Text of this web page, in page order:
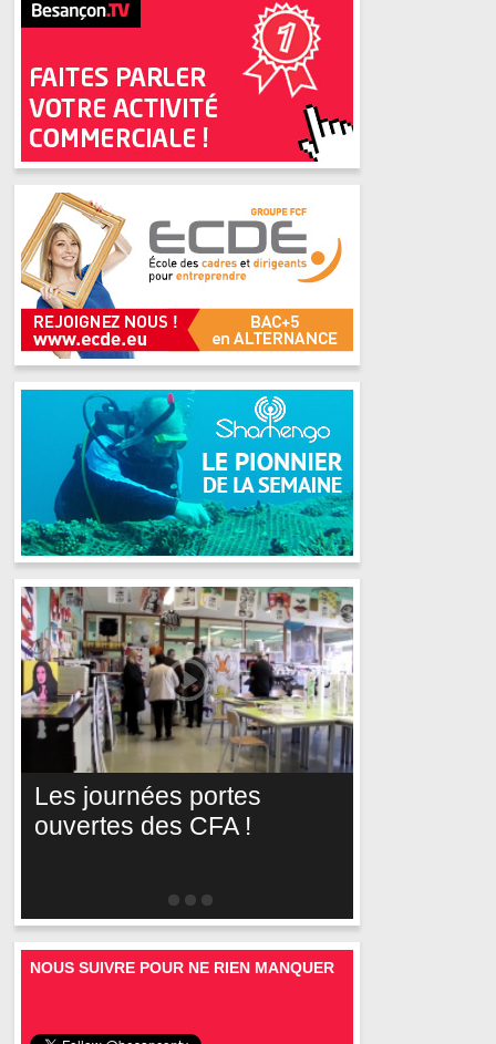
Les journées portes
ouvertes des CFA !
NOUS SUIVRE POUR NE RIEN MANQUER